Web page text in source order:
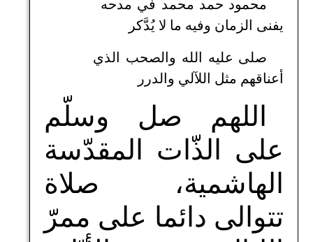
محمود حمد محمد في مدحه
يفنى الزمان وفيه ما لا يُدَّكر
صلى عليه الله والصحب الذي
أعناقهم مثل اللآلي والدرر
اللهم صل وسلّم
على الذّات المقدّسة
الهاشمية، صلاة
تتوالى دائما على ممرّ